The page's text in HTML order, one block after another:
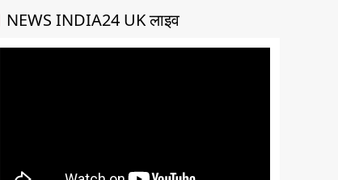
NEWS INDIA24 UK लाइव